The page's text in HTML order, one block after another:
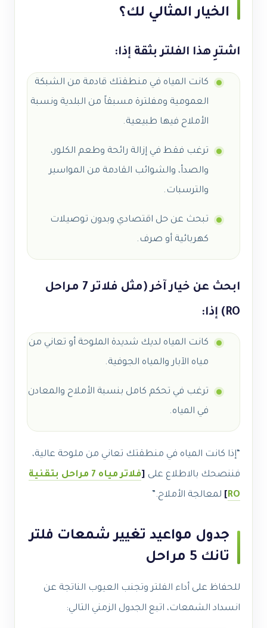
الخيار المثالي لك؟
اشترِ هذا الفلتر بثقة إذا:
كانت المياه في منطقتك قادمة من الشبكة
العمومية ومفلترة مسبقاً من البلدية ونسبة
الأملاح فيها طبيعية.
ترغب فقط في إزالة رائحة وطعم الكلور،
والصدأ، والشوائب القادمة من المواسير
والترسبات.
تبحث عن حل اقتصادي وبدون توصيلات
كهربائية أو صرف.
ابحث عن خيار آخر (مثل فلاتر 7 مراحل
RO) إذا:
كانت المياه لديك شديدة الملوحة أو تعاني من
مياه الآبار والمياه الجوفية.
ترغب في تحكم كامل بنسبة الأملاح والمعادن
في المياه.
“إذا كانت المياه في منطقتك تعاني من ملوحة عالية،
فننصحك بالاطلاع على [
فلاتر مياه 7 مراحل بتقنية
RO
] لمعالجة الأملاح.”
جدول مواعيد تغيير شمعات فلتر
تانك 5 مراحل
للحفاظ على أداء الفلتر وتجنب العيوب الناتجة عن
انسداد الشمعات، اتبع الجدول الزمني التالي: